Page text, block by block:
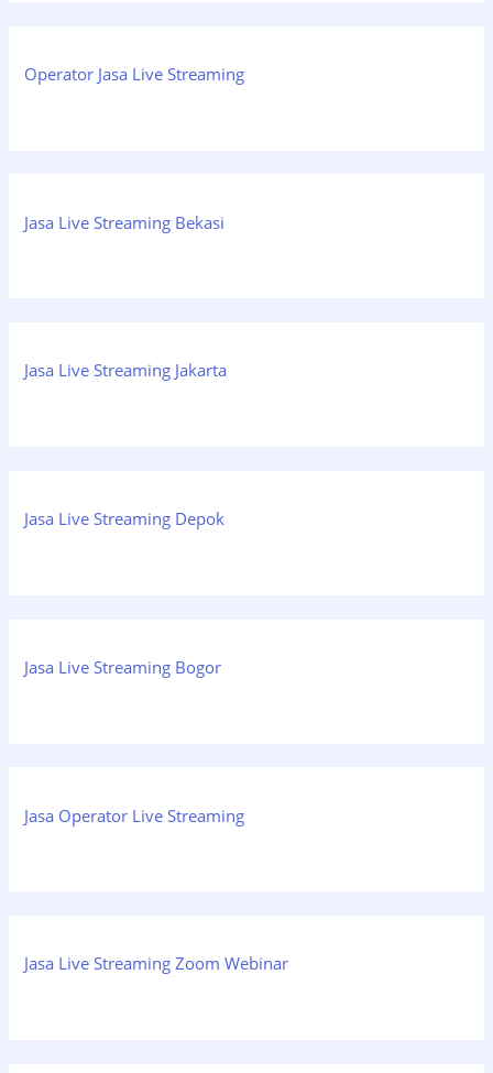
Operator Jasa Live Streaming
Jasa Live Streaming Bekasi
Jasa Live Streaming Jakarta
Jasa Live Streaming Depok
Jasa Live Streaming Bogor
Jasa Operator Live Streaming
Jasa Live Streaming Zoom Webinar